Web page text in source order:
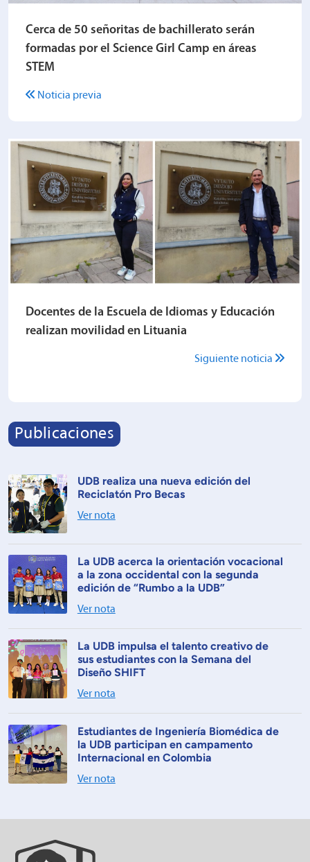
Cerca de 50 señoritas de bachillerato serán
formadas por el Science Girl Camp en áreas
STEM
Noticia previa
Docentes de la Escuela de Idiomas y Educación
realizan movilidad en Lituania
Siguiente noticia
Publicaciones
UDB realiza una nueva edición del
Reciclatón Pro Becas
Ver nota
La UDB acerca la orientación vocacional
a la zona occidental con la segunda
edición de “Rumbo a la UDB”
Ver nota
La UDB impulsa el talento creativo de
sus estudiantes con la Semana del
Diseño SHIFT
Ver nota
Estudiantes de Ingeniería Biomédica de
la UDB participan en campamento
Internacional en Colombia
Ver nota